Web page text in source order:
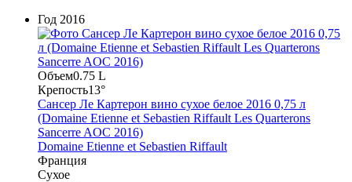
Год 2016
Объем0.75 L
Крепость13°
Сансер Ле Картерон вино сухое белое 2016 0,75 л
(Domaine Etienne et Sebastien Riffault Les Quarterons
Sancerre AOC 2016)
Domaine Etienne et Sebastien Riffault
Франция
Сухое